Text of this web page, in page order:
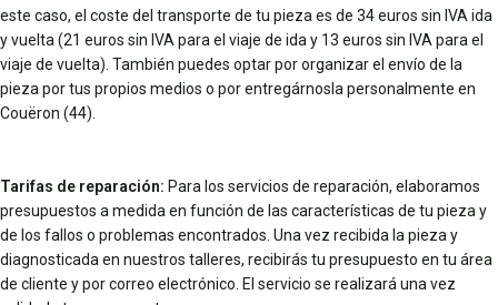
este caso, el coste del transporte de tu pieza es de 34 euros sin IVA ida
y vuelta (21 euros sin IVA para el viaje de ida y 13 euros sin IVA para el
viaje de vuelta). También puedes optar por organizar el envío de la
pieza por tus propios medios o por entregárnosla personalmente en
Couëron (44).
Tarifas de reparación: Para los servicios de reparación, elaboramos
presupuestos a medida en función de las características de tu pieza y
de los fallos o problemas encontrados. Una vez recibida la pieza y
diagnosticada en nuestros talleres, recibirás tu presupuesto en tu área
de cliente y por correo electrónico. El servicio se realizará una vez